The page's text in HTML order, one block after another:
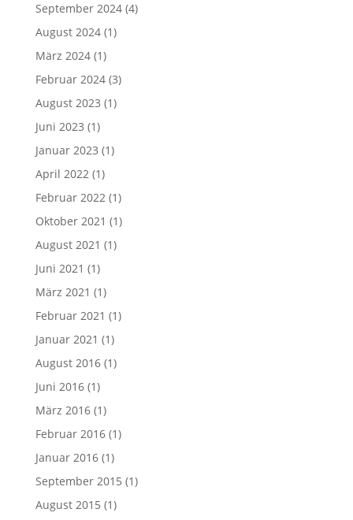
September 2024(4)
August 2024(1)
März 2024(1)
Februar 2024(3)
August 2023 (1)
Juni 2023 (1)
Januar 2023 (1)
April 2022(1)
Februar 2022(1)
Oktober 2021 (1)
August 2021 (1)
Juni 2021 (1)
März 2021 (1)
Februar 2021 (1)
Januar 2021 (1)
August 2016(1)
Juni 2016(1)
März 2016(1)
Februar 2016(1)
Januar 2016(1)
September 2015 (1)
August 2015 (1)